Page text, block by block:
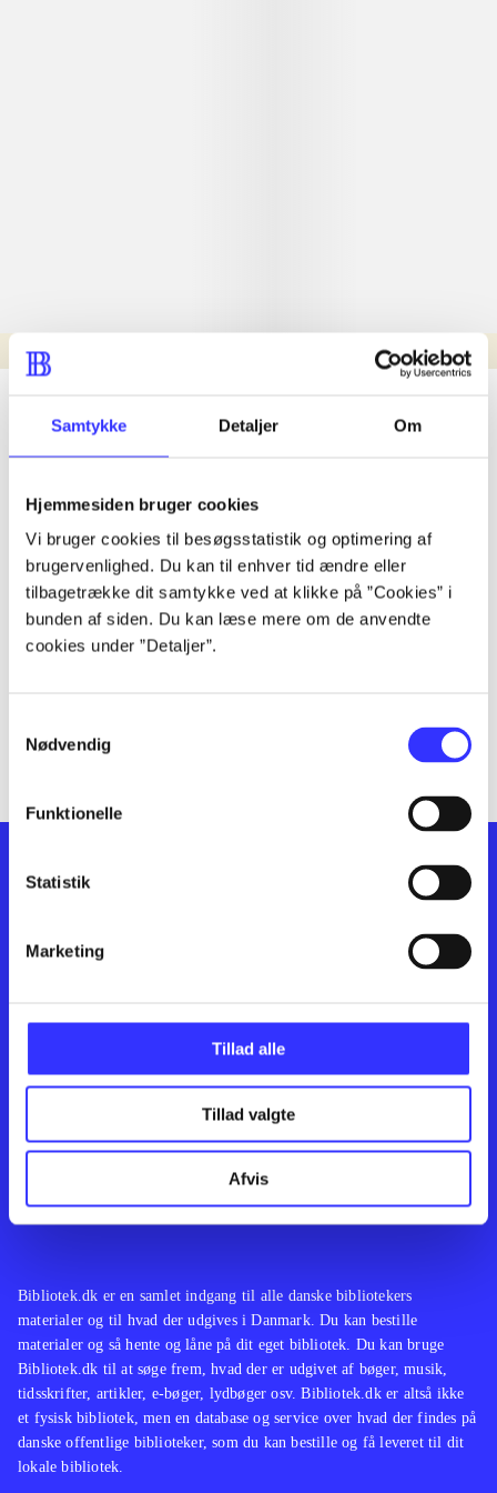
Samtykke Detaljer Om
Hjemmesiden bruger cookies
Vi bruger cookies til besøgsstatistik og optimering af
brugervenlighed. Du kan til enhver tid ændre eller
tilbagetrække dit samtykke ved at klikke på ”Cookies” i
bunden af siden. Du kan læse mere om de anvendte
cookies under ”Detaljer”.
Nødvendig
Funktionelle
Statistik
Marketing
Tillad alle
Tillad valgte
Afvis
Nyhed
lorem ipsum dolor sit amet ...
lorem ipsum dolor sit amet ...
lorem ipsum dolor sit amet ...
lorem ipsum dolor sit amet ...
lorem ipsum dolor sit amet ...
lorem ipsum dolor sit amet ...
lorem ipsum dolor sit amet ...
Feedback
Bibliotek.dk er en samlet indgang til alle danske bibliotekers
materialer og til hvad der udgives i Danmark. Du kan bestille
materialer og så hente og låne på dit eget bibliotek. Du kan bruge
Bibliotek.dk til at søge frem, hvad der er udgivet af bøger, musik,
tidsskrifter, artikler, e-bøger, lydbøger osv. Bibliotek.dk er altså ikke
et fysisk bibliotek, men en database og service over hvad der findes på
danske offentlige biblioteker, som du kan bestille og få leveret til dit
lokale bibliotek.
Kontakt os
English
Artikler
Film
Musik
Noder